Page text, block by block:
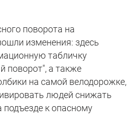
поворота на
изменения: здесь
табличку
поворот", а также
на самой велодорожке,
людей снижать
подъезде к опасному